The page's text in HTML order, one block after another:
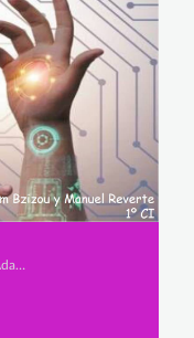
Secundaria, Alejandro Cortijos Fernández, Adam Bzizou Lamharmel y Manuel Reverte Arce